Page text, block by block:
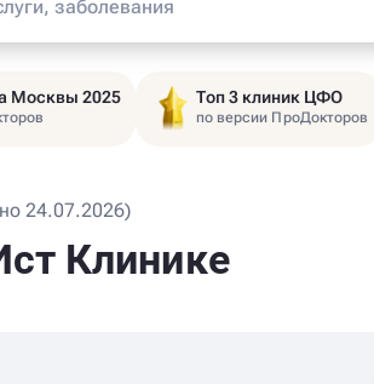
заболевания
Москвы 2025 Топ 3 клиник ЦФО
по версии ПроДокторов
24.07.2026)
Клинике